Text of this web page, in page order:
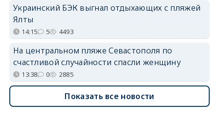
Украинский БЭК выгнал отдыхающих с пляжей
Ялты
14:15 5 4493
На центральном пляже Севастополя по
счастливой случайности спасли женщину
13:38 0 2885
Показать все новости